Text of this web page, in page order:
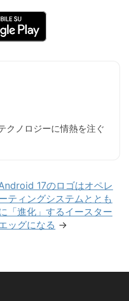
クノロジーに情熱を注ぐ
17のロゴはオペレ
ティングシステムととも
「進化」するイースター
ッグになる →